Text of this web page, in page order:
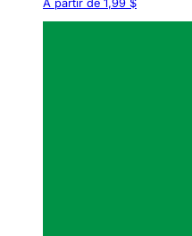
À partir de 1,99 $